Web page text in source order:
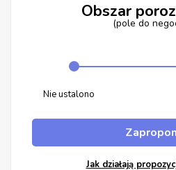
Obszar
(pole do
Nie ustalono
Jak działają